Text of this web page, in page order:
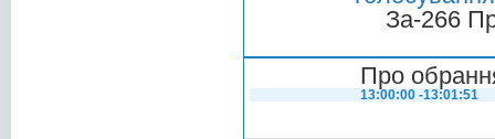
За-266
Про
13:00:00 -13:01:51